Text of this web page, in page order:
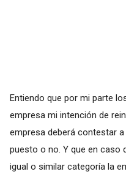
Entiendo que por mi parte
empresa mi intención de
empresa deberá contestar
puesto o no. Y que en caso
igual o similar categoría la